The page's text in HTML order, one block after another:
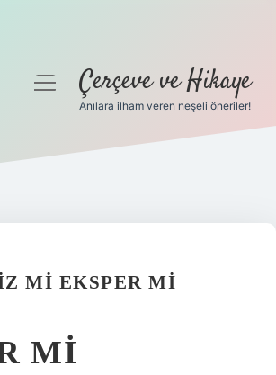
menüyüÇerçeve ve Hikaye
Anılara ilham veren neşeli öneriler!
MI EKSPER MI
MI